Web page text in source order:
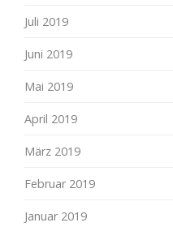
Juli 2019
Juni 2019
Mai 2019
April 2019
März 2019
Februar 2019
Januar 2019